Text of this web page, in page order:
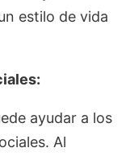
estilo de vida
ayudar a los
Al